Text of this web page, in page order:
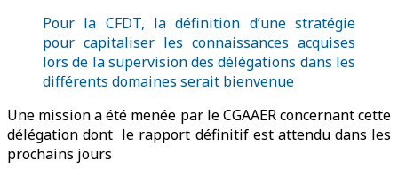
Pour la CFDT, la définition d’une stratégie
pour capitaliser les connaissances acquises
lors de la supervision des délégations dans les
différents domaines serait bienvenue
Une mission a été menée par le CGAAER concernant cette
délégation dont le rapport définitif est attendu dans les
prochains jours